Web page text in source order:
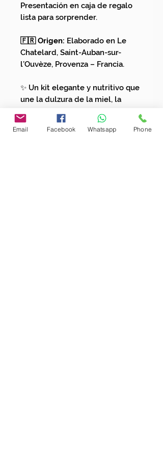
Presentación en caja de regalo
lista para sorprender.
🇫🇷 Origen: Elaborado en Le
Chatelard, Saint-Auban-sur-
l’Ouvèze, Provenza – Francia.
✨ Un kit elegante y nutritivo que
une la dulzura de la miel, la
frescura de la naranja en un solo
regalo lleno de autenticidad.
Email Facebook Whatsapp Phone